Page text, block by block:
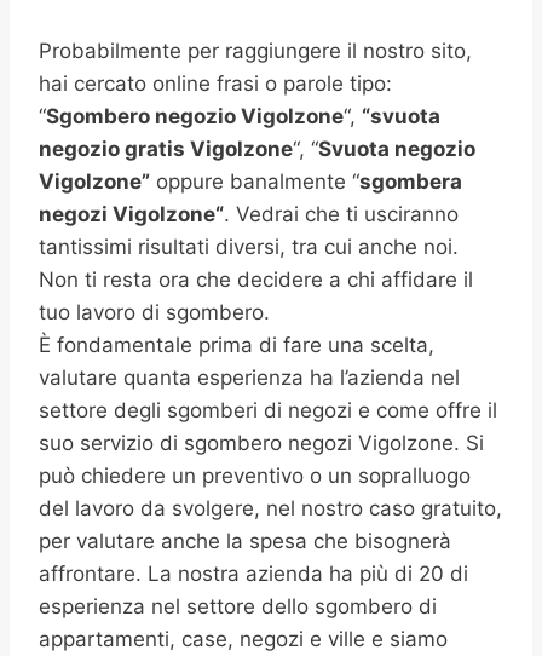
Probabilmente per raggiungere il nostro sito,
hai cercato online frasi o parole tipo:
“Sgombero negozio Vigolzone“, “svuota
negozio gratis Vigolzone“, “Svuota negozio
Vigolzone” oppure banalmente “sgombera
negozi Vigolzone“. Vedrai che ti usciranno
tantissimi risultati diversi, tra cui anche noi.
Non ti resta ora che decidere a chi affidare il
tuo lavoro di sgombero.
È fondamentale prima di fare una scelta,
valutare quanta esperienza ha l’azienda nel
settore degli sgomberi di negozi e come offre il
suo servizio di sgombero negozi Vigolzone. Si
può chiedere un preventivo o un sopralluogo
del lavoro da svolgere, nel nostro caso gratuito,
per valutare anche la spesa che bisognerà
affrontare. La nostra azienda ha più di 20 di
esperienza nel settore dello sgombero di
appartamenti, case, negozi e ville e siamo